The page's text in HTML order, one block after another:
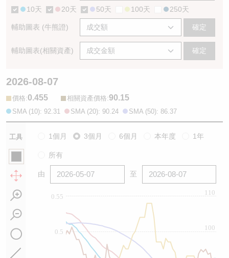
10天 20天 50天 100天 250天
輔助圖表 (牛熊證) 確定
輔助圖表(相關資產) 確定
2026-08-07
價格:0.455 相關資產價格:90.15
SMA (10): 92.31 SMA (20): 90.24 SMA (50): 86.37
工具 1個月 3個月 6個月 本年度 1年
所有
由 至
0.5
0.55
100
110